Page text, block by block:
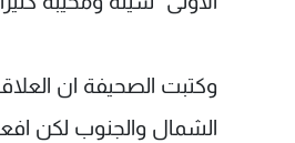
وكتبت الصحيفة ان
الشمال والجنوب لكن